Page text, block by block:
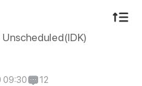
Unscheduled(IDK)
12